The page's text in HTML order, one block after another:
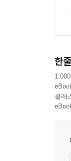
비
줄
되
전
지
있
충
한
클래